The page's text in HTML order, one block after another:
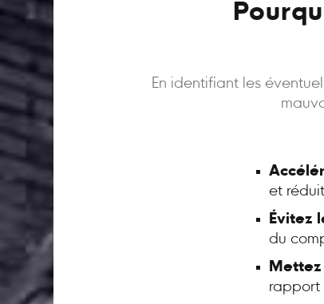
En identifiant les
et
Évitez
du
rapport